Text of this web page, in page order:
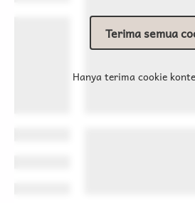
Terima semua
Hanya terima cookie